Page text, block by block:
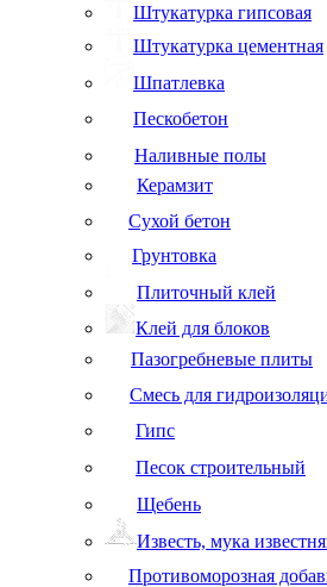
Штукатурка гипсовая
Штукатурка цементная
Шпатлевка
Пескобетон
Наливные полы
Керамзит
Сухой бетон
Грунтовка
Плиточный клей
Клей для блоков
Пазогребневые плиты
Смесь для
Гипс
Песок строительный
Щебень
Известь, мука
Противоморозная